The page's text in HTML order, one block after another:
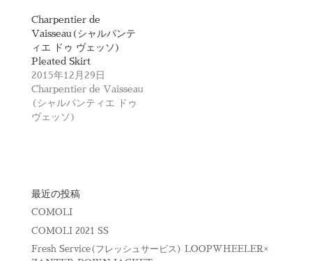
で
開
き
ま
す
)
(
新
し
い
ウ
ィ
ン
ド
ウ
で
開
Charpentier de
Vaisseau(シャルパンテ
ィエ ドゥ ヴェッソ)
Pleated Skirt
2015年12月29日
Charpentier de Vaisseau
(シャルパンティエ ドゥ
ヴェッソ)
最近の投稿
COMOLI
COMOLI 2021 SS
Fresh Service(フレッシュサービス) LOOPWHEELER×